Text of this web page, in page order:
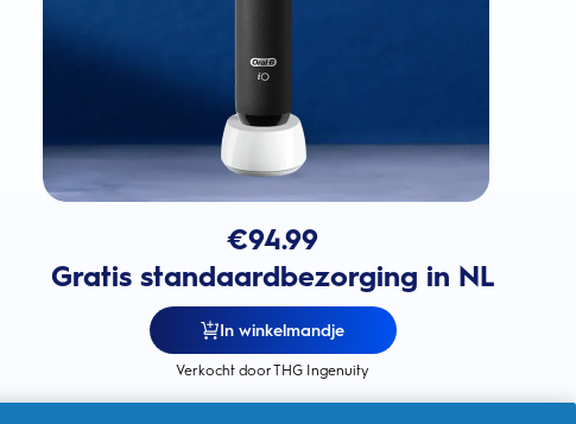
€94.99
Gratis standaardbezorging in NL
In winkelmandje
Verkocht door THG Ingenuity